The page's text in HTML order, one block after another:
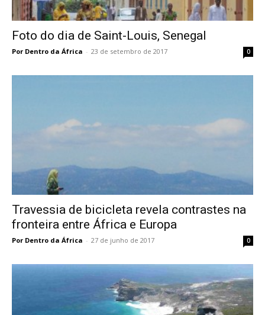
Foto do dia de Saint-Louis, Senegal
Por Dentro da África - 23 de setembro de 2017 0
Travessia de bicicleta revela contrastes na
fronteira entre África e Europa
Por Dentro da África - 27 de junho de 2017 0